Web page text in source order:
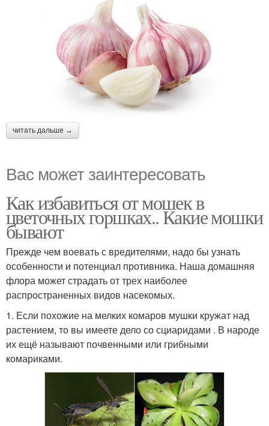
читать дальше →
Вас может заинтересовать
Как избавиться от мошек в
цветочных горшках.. Какие мошки
бывают
Прежде чем воевать с вредителями, надо бы узнать
особенности и потенциал противника. Наша домашняя
флора может страдать от трех наиболее
распространенных видов насекомых.
1. Если похожие на мелких комаров мушки кружат над
растением, то вы имеете дело со сциаридами . В народе
их ещё называют почвенными или грибными
комариками.